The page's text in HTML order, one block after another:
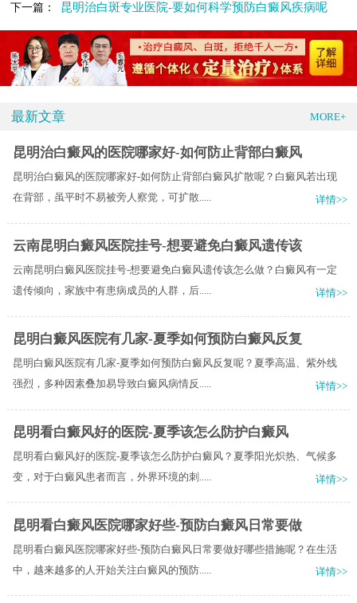
下一篇： 昆明治白斑专业医院-要如何科学预防白癜风疾病呢
最新文章 MORE+
昆明治白癜风的医院哪家好-如何防止背部白癜风
昆明治白癜风的医院哪家好-如何防止背部白癜风扩散呢？白癜风若出现
在背部，虽平时不易被旁人察觉，可扩散.....
详情>>
云南昆明白癜风医院挂号-想要避免白癜风遗传该
云南昆明白癜风医院挂号-想要避免白癜风遗传该怎么做？白癜风有一定
遗传倾向，家族中有患病成员的人群，后.....
详情>>
昆明白癜风医院有几家-夏季如何预防白癜风反复
昆明白癜风医院有几家-夏季如何预防白癜风反复呢？夏季高温、紫外线
强烈，多种因素叠加易导致白癜风病情反.....
详情>>
昆明看白癜风好的医院-夏季该怎么防护白癜风
昆明看白癜风好的医院-夏季该怎么防护白癜风？夏季阳光炽热、气候多
变，对于白癜风患者而言，外界环境的刺.....
详情>>
昆明看白癜风医院哪家好些-预防白癜风日常要做
昆明看白癜风医院哪家好些-预防白癜风日常要做好哪些措施呢？在生活
中，越来越多的人开始关注白癜风的预防.....
详情>>